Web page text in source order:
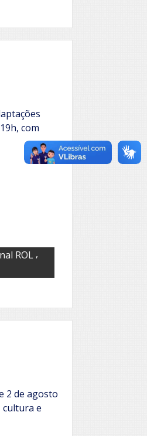
com
ROL ,
2 de agosto
cultura e